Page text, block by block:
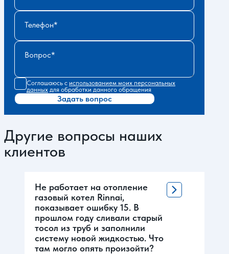
Телефон
Вопрос
Соглашаюсь с использованием моих персональных
данных для обработки данного обращения
Задать вопрос
Другие вопросы наших
клиентов
Не работает на отопление
газовый котел Rinnai,
показывает ошибку 15. В
прошлом году сливали старый
тосол из труб и заполнили
систему новой жидкостью. Что
там могло опять произойти?